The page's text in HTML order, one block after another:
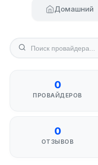
Домашний
0
ПРОВАЙДЕРОВ
0
ОТЗЫВОВ